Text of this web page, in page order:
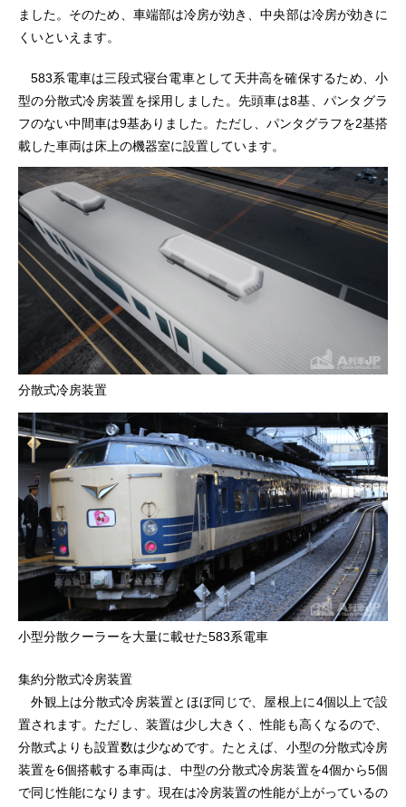
ました。そのため、車端部は冷房が効き、中央部は冷房が効きに
くいといえます。
583系電車は三段式寝台電車として天井高を確保するため、小
型の分散式冷房装置を採用しました。先頭車は8基、パンタグラ
フのない中間車は9基ありました。ただし、パンタグラフを2基搭
載した車両は床上の機器室に設置しています。
分散式冷房装置
小型分散クーラーを大量に載せた583系電車
集約分散式冷房装置
外観上は分散式冷房装置とほぼ同じで、屋根上に4個以上で設
置されます。ただし、装置は少し大きく、性能も高くなるので、
分散式よりも設置数は少なめです。たとえば、小型の分散式冷房
装置を6個搭載する車両は、中型の分散式冷房装置を4個から5個
で同じ性能になります。現在は冷房装置の性能が上がっているの